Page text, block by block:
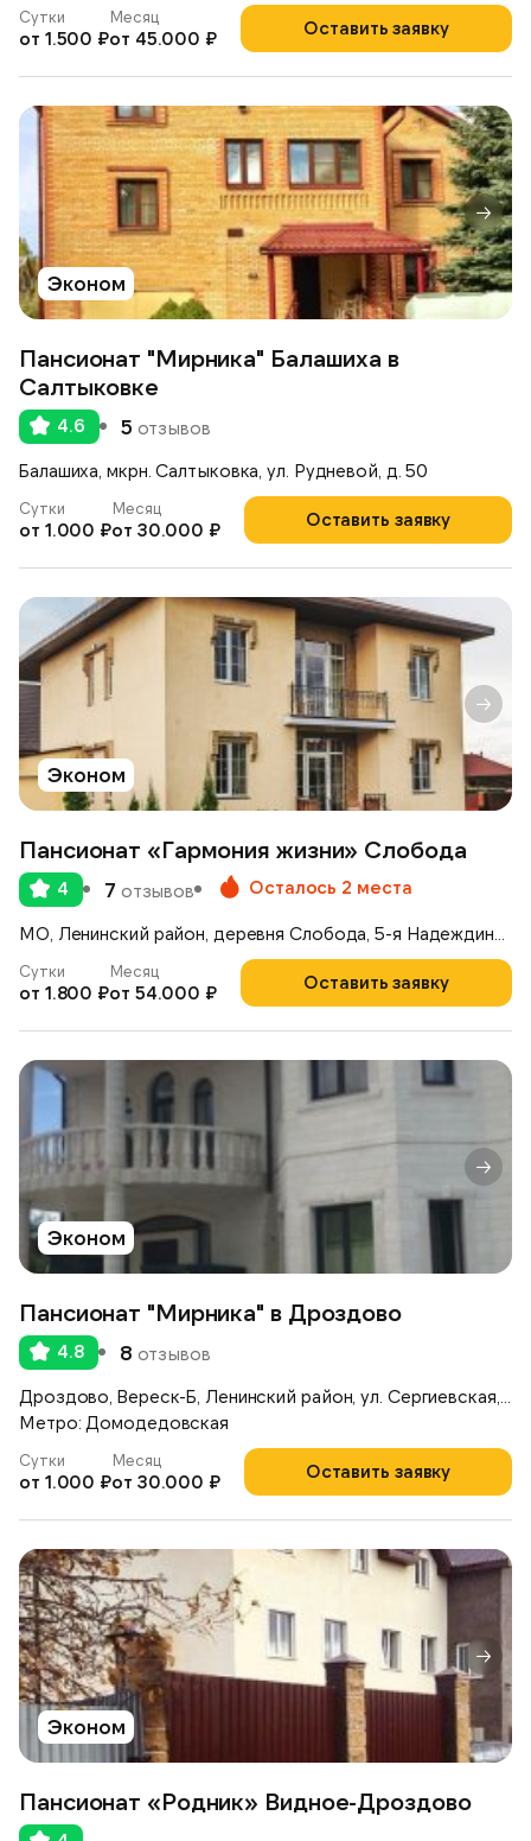
Оставить заявку
Сутки
от 1.500 ₽
Месяц
от 45.000 ₽
Эконом
Пансионат "Мирника" Балашиха в
Салтыковке
4.6 5 отзывов
Балашиха, мкрн. Салтыковка, ул. Рудневой, д. 50
Оставить заявку
Сутки
от 1.000 ₽
Месяц
от 30.000 ₽
Эконом
Пансионат «Гармония жизни» Слобода
4 7 отзывов Осталось 2 места
Оставить заявку
Сутки
от 1.800 ₽
Месяц
от 54.000 ₽
Эконом
Пансионат "Мирника" в Дроздово
4.8 8 отзывов
Метро: Домодедовская
Оставить заявку
Сутки
от 1.000 ₽
Месяц
от 30.000 ₽
Эконом
Пансионат «Родник» Видное-Дроздово